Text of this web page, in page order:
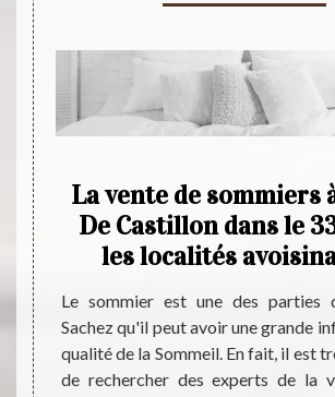
de
La vente de sommiers
De Castillon dans le
les localités
Le sommier est une des parties
Sachez qu'il peut avoir une grande
qualité de la Sommeil. En fait, il est
de rechercher des experts de la